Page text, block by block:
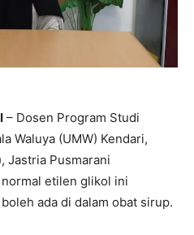
– Dosen Program Studi
Waluya (UMW) Kendari,
Jastria Pusmarani
etilen glikol ini
ada di dalam obat sirup.